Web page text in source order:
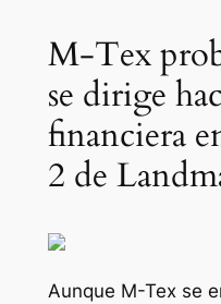
M-Tex
se dirige
financiera
2 de
Aunque M-Tex se